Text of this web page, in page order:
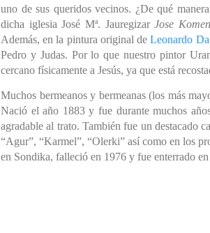
uno de sus queridos vecinos. ¿De qué
dicha iglesia José Mª. JauregizarJose
Además, en la pintura original deLeonardo
Pedro y Judas. Por lo que nuestro pintor
cercano físicamente a Jesús, ya que está
Muchos bermeanos y bermeanas (los más
Nació el año 1883 y fue durante muchos
agradable al trato. También fue un destacado
“Agur”, “Karmel”, “Olerki” así como en los
en Sondika, falleció en 1976 y fue enterrado